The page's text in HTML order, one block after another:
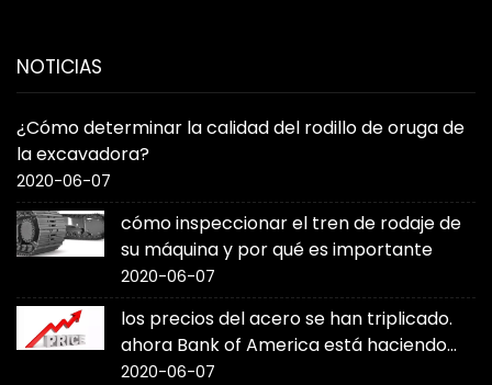
NOTICIAS
¿Cómo determinar la calidad del rodillo de oruga de
la excavadora?
2020-06-07
cómo inspeccionar el tren de rodaje de
su máquina y por qué es importante
2020-06-07
los precios del acero se han triplicado.
ahora Bank of America está haciendo
sonar la alarma
2020-06-07